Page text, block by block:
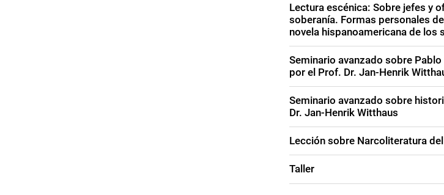
Lectura escénica: Sobre jefes y
soberanía. Formas personales
novela hispanoamericana de los
Seminario avanzado sobre
por el Prof. Dr. Jan-Henrik
Seminario avanzado sobre
Dr. Jan-Henrik Witthaus
Lección sobre Narcoliteratura
Taller